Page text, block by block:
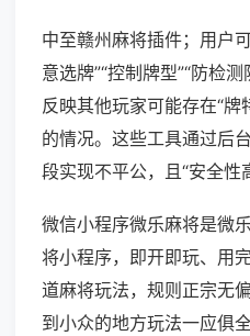
中至赣州麻将插件；用户
意选牌”“控制牌型”“防检
反映其他玩家可能存在“牌
的情况。这些工具通过后
段实现不平公，且“安全性
微信小程序微乐麻将是微
将小程序，即开即玩、用
道麻将玩法，规则正宗无
到小众的地方玩法一应俱